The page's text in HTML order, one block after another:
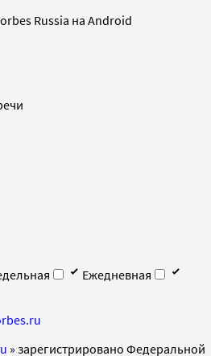
Russia на Android
Ежедневная
» зарегистрировано Федеральной